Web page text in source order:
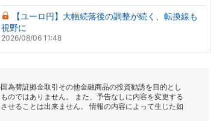
【ユーロ円】大幅続落後の調整が続く、転換線も
視野に
2026/08/06 11:48
為替証拠金取引その他金融商品の投資勧誘を目的とし
のではありません。 また、予告なしに内容を変更する
せることは出来ません。 情報の内容によって生じた如